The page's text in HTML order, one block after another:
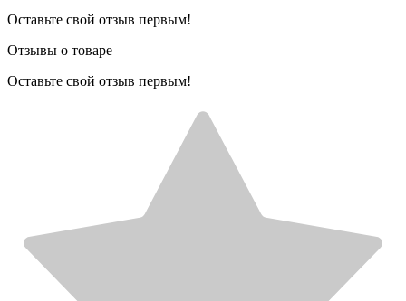
Оставьте свой отзыв первым!
Отзывы о товаре
Оставьте свой отзыв первым!